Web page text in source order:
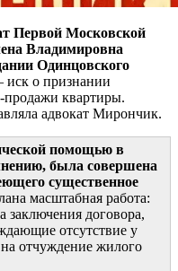
Первой Московской
Владимировна
Одинцовского
о признании
продажи квартиры.
адвокат Мирончик.
помощью в
была совершена
существенное
масштабная работа:
заключения договора,
отсутствие у
отчуждение жилого